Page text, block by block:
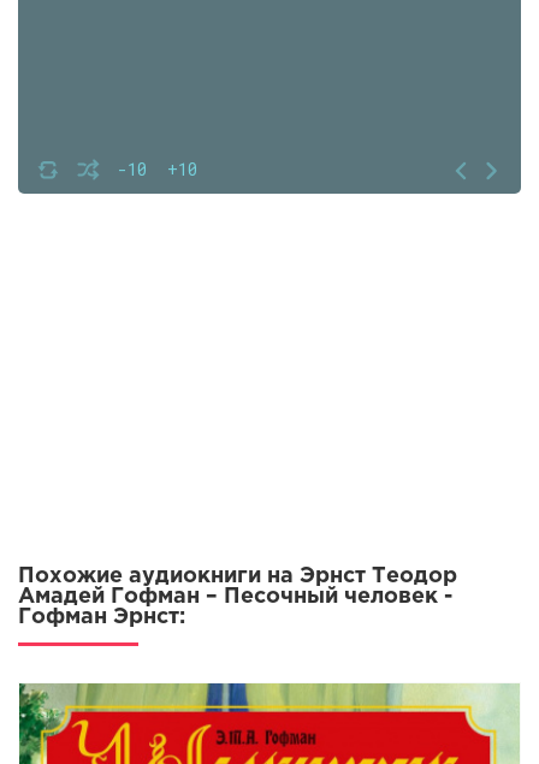
-10 +10
Похожие аудиокниги на Эрнст Теодор
Амадей Гофман – Песочный человек -
Гофман Эрнст: